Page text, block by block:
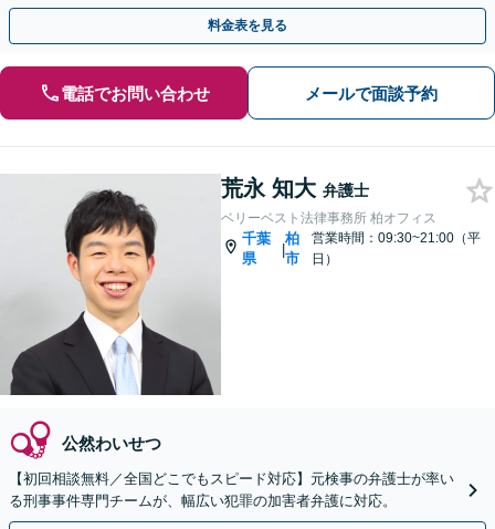
最善の解決を目指します【電話相談可】
料金表を見る
電話でお問い合わせ メールで面談予約
荒永 知大 弁護士
ベリーベスト法律事務所 柏オフィス
千葉
県
|
柏
市
営業時間：09:30~21:00（平
日）
公然わいせつ
【初回相談無料／全国どこでもスピード対応】元検事の弁護士が率い
る刑事事件専門チームが、幅広い犯罪の加害者弁護に対応。